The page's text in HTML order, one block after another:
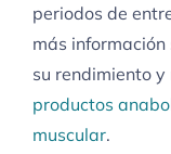
periodos de
más
su rendimiento
productos
muscular.